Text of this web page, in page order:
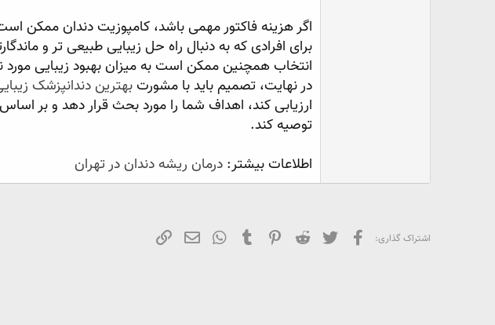
اگر هزینه فاکتور مهمی باشد، کامپوزیت دندان ممکن
برای افرادی که به دنبال راه حل زیبایی طبیعی تر و
انتخاب همچنین ممکن است به میزان بهبود زیبایی
در نهایت، تصمیم باید با مشورتبهترین دندانپزشک
ارزیابی کند، اهداف شما را مورد بحث قرار دهد و بر
توصیه کند.
اطلاعات بیشتر: درمان ریشه دندان در تهران
اشتراک گذاری: فیسبوک تویتر Reddit
Pinterest
Tumblr
WhatsApp
ایمیل